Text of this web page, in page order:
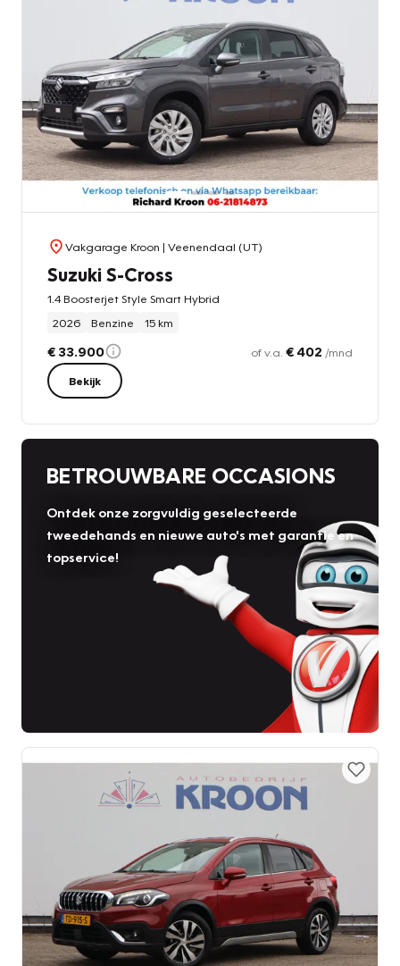
Vakgarage Kroon | Veenendaal (UT)
Suzuki S-Cross
1.4 Boosterjet Style Smart Hybrid
2026
Benzine 15 km
€ 33.900 of v.a. € 402 /mnd
Bekijk
BETROUWBARE OCCASIONS
Ontdek onze zorgvuldig geselecteerde
tweedehands en nieuwe auto's met garantie en
topservice!